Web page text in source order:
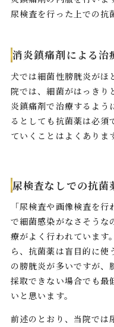
尿検査を行った上での抗
消炎鎮痛剤による治
犬では細菌性膀胱炎がほ
院では、細菌がはっきり
炎鎮痛剤で治療するよう
るとしても抗菌薬は必須
ていくことはよくありま
尿検査なしでの抗菌
「尿検査や画像検査を
で細菌感染がなさそうな
療がよく行われています
ら、抗菌薬は盲目的に
の膀胱炎が多いですが、
採取できない場合でも最
いと思います。
前述のとおり、当院では